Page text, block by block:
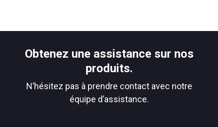
Obtenez une assistance sur nos
produits.
N’hésitez pas à prendre contact avec notre
équipe d’assistance.
Nous contacter